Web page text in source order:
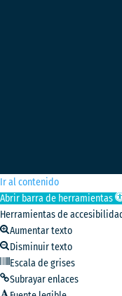
Ir al contenido
Abrir barra de herramientas
Herramientas de
Aumentar texto
Disminuir texto
Escala de grises
Subrayar enlaces